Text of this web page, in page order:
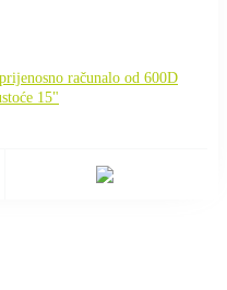
računalo od 600D
15"